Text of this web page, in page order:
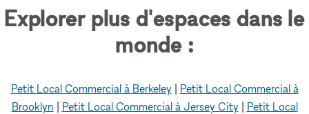
Explorer plus d'espaces dans le
monde :
Petit Local Commercial à Berkeley
Petit Local Commercial à
Brooklyn
Petit Local Commercial à Jersey City
Petit Local